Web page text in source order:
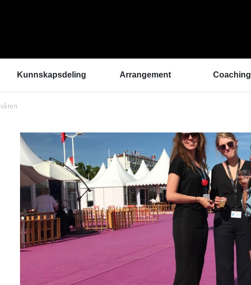
Kunnskapsdeling
Se en gang til - bedre
rekrutteringsprosesser
Klangbunn – verktøy
for bærekraftige
prestasjonsmiljøer
Podkast
Helsetilbudet
Sammen om like muligheter
Arrangement Coaching
Hvem er
Vil du
Påmelding